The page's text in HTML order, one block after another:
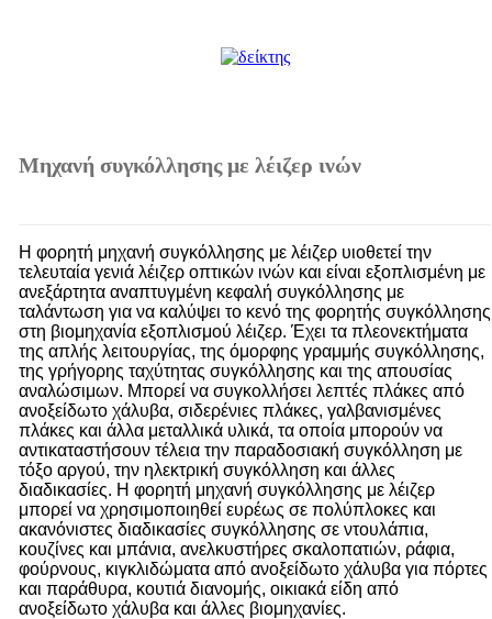
Μηχανή συγκόλλησης με λέιζερ ινών
Η φορητή μηχανή συγκόλλησης με λέιζερ υιοθετεί την
τελευταία γενιά λέιζερ οπτικών ινών και είναι εξοπλισμένη με
ανεξάρτητα αναπτυγμένη κεφαλή συγκόλλησης με
ταλάντωση για να καλύψει το κενό της φορητής συγκόλλησης
στη βιομηχανία εξοπλισμού λέιζερ. Έχει τα πλεονεκτήματα
της απλής λειτουργίας, της όμορφης γραμμής συγκόλλησης,
της γρήγορης ταχύτητας συγκόλλησης και της απουσίας
αναλώσιμων. Μπορεί να συγκολλήσει λεπτές πλάκες από
ανοξείδωτο χάλυβα, σιδερένιες πλάκες, γαλβανισμένες
πλάκες και άλλα μεταλλικά υλικά, τα οποία μπορούν να
αντικαταστήσουν τέλεια την παραδοσιακή συγκόλληση με
τόξο αργού, την ηλεκτρική συγκόλληση και άλλες
διαδικασίες. Η φορητή μηχανή συγκόλλησης με λέιζερ
μπορεί να χρησιμοποιηθεί ευρέως σε πολύπλοκες και
ακανόνιστες διαδικασίες συγκόλλησης σε ντουλάπια,
κουζίνες και μπάνια, ανελκυστήρες σκαλοπατιών, ράφια,
φούρνους, κιγκλιδώματα από ανοξείδωτο χάλυβα για πόρτες
και παράθυρα, κουτιά διανομής, οικιακά είδη από
ανοξείδωτο χάλυβα και άλλες βιομηχανίες.